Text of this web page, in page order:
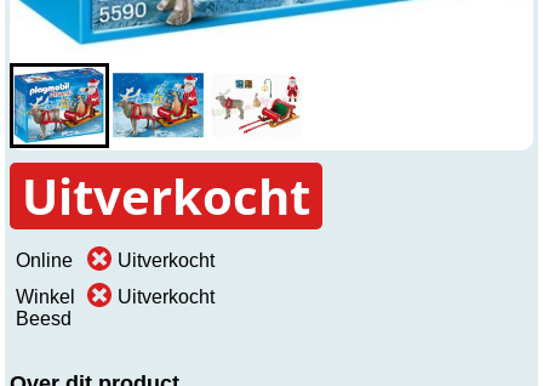
Uitverkocht
Online
Uitverkocht
Winkel
Beesd
Uitverkocht